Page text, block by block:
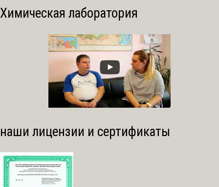
Химическая лаборатория
наши лицензии и сертификаты